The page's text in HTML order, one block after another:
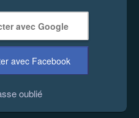
avec Google
avec Facebook
oublié